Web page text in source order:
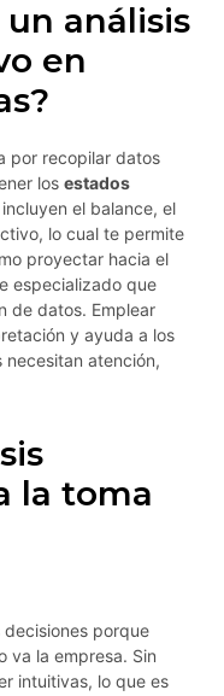
un análisis
en
por recopilar datos
los estados
el balance, el
lo cual te permite
proyectar hacia el
especializado que
de datos. Emplear
y ayuda a los
necesitan atención,
la toma
porque
va la empresa. Sin
intuitivas, lo que es